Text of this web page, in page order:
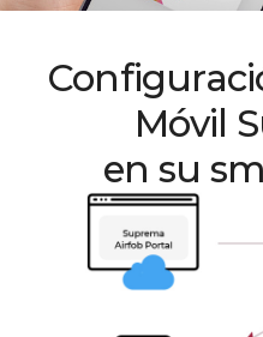
Móvil
en su